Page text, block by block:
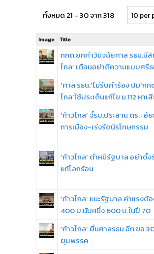
ทั้งหมด 21 - 30 จาก 318 10 per
Image Title
กกต.ยกคำวินิจฉัยศาล รธน.มี
ไกล’ เตือนอย่าตีความแบบศ
‘ศาล รธน.’ไม่รับคำร้อง ปม‘กก
ไกล’ใช้ประเด็นแก้ไข ม.112 หาเ
‘ก้าวไกล’ จี้รบ.ประสาน ตร.-
การเมือง-เร่งรัดนิรโทษกรรม
‘ก้าวไกล’ ตำหนิรัฐบาล อย่าตั้
แก้โลกร้อน
‘ก้าวไกล’ แนะรัฐบาล ค่าแรงต้
400 บ.นับหนึ่ง 600 บ.ในปี 70
‘ก้าวไกล’ ยื่นศาลรธน.อีก ขอ
ยุบพรรค